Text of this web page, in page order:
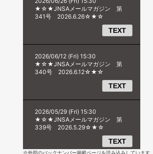
※外部のバックナンバー掲載ページを読み込みしています